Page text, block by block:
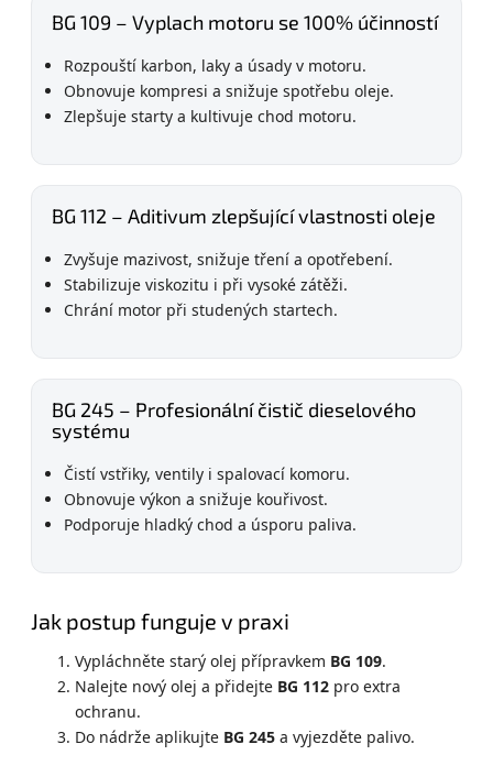
BG 109 – Vyplach motoru se 100% účinností
Rozpouští karbon, laky a úsady v motoru.
Obnovuje kompresi a snižuje spotřebu oleje.
Zlepšuje starty a kultivuje chod motoru.
BG 112 – Aditivum zlepšující vlastnosti oleje
Zvyšuje mazivost, snižuje tření a opotřebení.
Stabilizuje viskozitu i při vysoké zátěži.
Chrání motor při studených startech.
BG 245 – Profesionální čistič dieselového
systému
Čistí vstřiky, ventily i spalovací komoru.
Obnovuje výkon a snižuje kouřivost.
Podporuje hladký chod a úsporu paliva.
Jak postup funguje v praxi
Vypláchněte starý olej přípravkem BG 109.
Nalejte nový olej a přidejte BG 112 pro extra
ochranu.
Do nádrže aplikujte BG 245 a vyjezděte palivo.